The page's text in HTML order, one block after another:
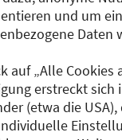
und um
Daten
auf „Alle
erstreckt sich
(etwa die